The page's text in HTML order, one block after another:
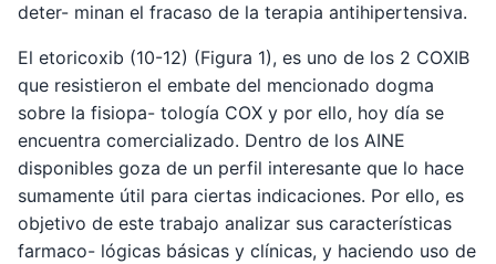
deter- minan el fracaso de la terapia antihipertensiva.
El etoricoxib (10-12) (Figura 1), es uno de los 2 COXIB
que resistieron el embate del mencionado dogma
sobre la fisiopa- tología COX y por ello, hoy día se
encuentra comercializado. Dentro de los AINE
disponibles goza de un perfil interesante que lo hace
sumamente útil para ciertas indicaciones. Por ello, es
objetivo de este trabajo analizar sus características
farmaco- lógicas básicas y clínicas, y haciendo uso de